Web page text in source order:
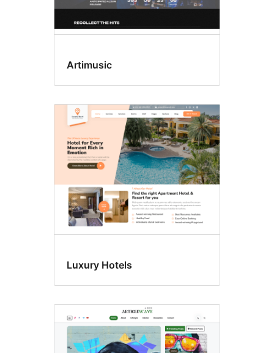
Artimusic
Luxury Hotels